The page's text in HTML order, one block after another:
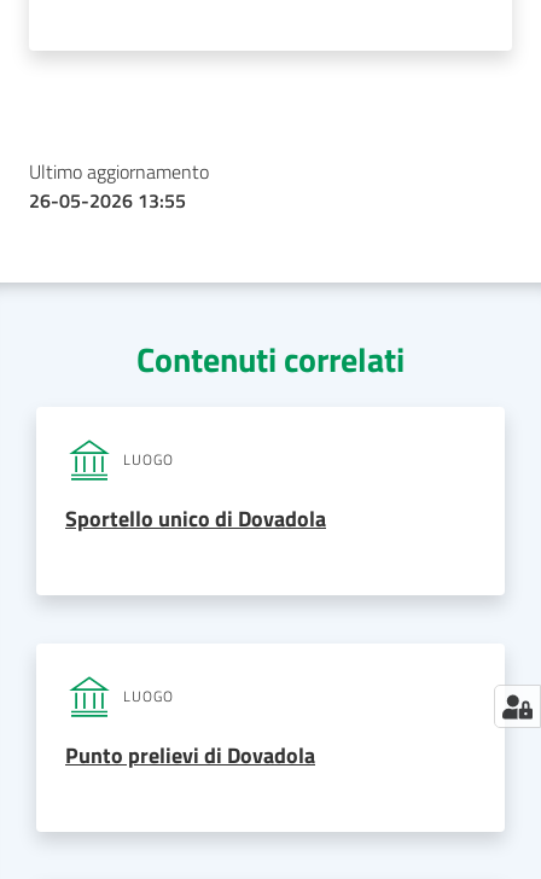
Ultimo aggiornamento
26-05-2026 13:55
Contenuti correlati
LUOGO
Sportello unico di Dovadola
LUOGO
Punto prelievi di Dovadola